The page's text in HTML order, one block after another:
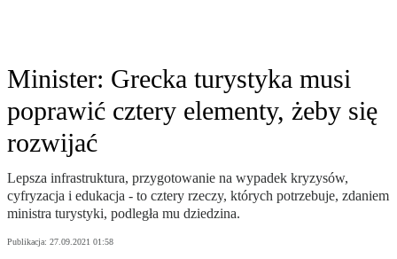
Minister: Grecka turystyka musi
poprawić cztery elementy, żeby się
rozwijać
Lepsza infrastruktura, przygotowanie na wypadek kryzysów,
cyfryzacja i edukacja - to cztery rzeczy, których potrzebuje, zdaniem
ministra turystyki, podległa mu dziedzina.
Publikacja: 27.09.2021 01:58